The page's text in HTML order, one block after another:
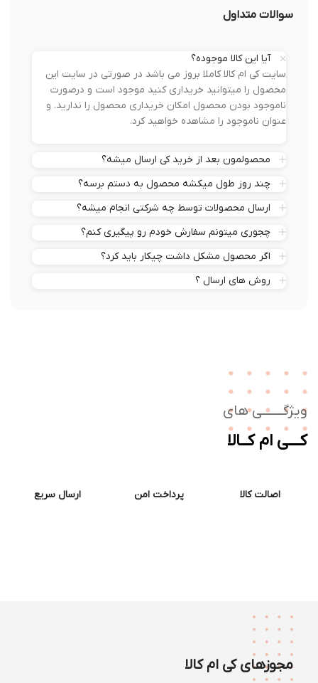
سوالات متداول
آیا این کالا موجوده؟
سایت کی ام کالا کاملا بروز می باشد در صورتی در سایت این
محصول را میتوانید خریداری کنید موجود است و درصورت
ناموجود بودن محصول امکان خریداری محصول را ندارید. و
عنوان ناموجود را مشاهده خواهید کرد.
محصولمون بعد از خرید کی ارسال میشه؟
چند روز طول میکشه محصول به دستم برسه؟
ارسال محصولات توسط چه شرکتی انجام میشه؟
چجوری میتونم سفارش خودم رو پیگیری کنم؟
اگر محصول مشکل داشت چیکار باید کرد؟
روش های ارسال ؟
های
ام کــالا
اصالت کالا پرداخت امن ارسال سریع
مجوزهای کی ام کالا